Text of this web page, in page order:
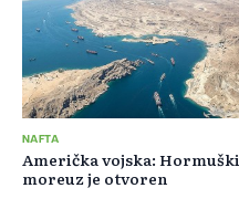
NAFTA
Američka vojska: Hormuški
moreuz je otvoren